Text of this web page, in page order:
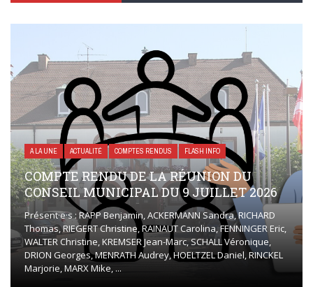
A LA UNE ACTUALITÉ COMPTES RENDUS FLASH INFO
COMPTE RENDU DE LA RÉUNION DU
CONSEIL MUNICIPAL DU 9 JUILLET 2026
Présent·e·s : RAPP Benjamin, ACKERMANN Sandra, RICHARD
Thomas, RIEGERT Christine, RAINAUT Carolina, FENNINGER Eric,
WALTER Christine, KREMSER Jean-Marc, SCHALL Véronique,
DRION Georges, MENRATH Audrey, HOELTZEL Daniel, RINCKEL
Marjorie, MARX Mike, ...